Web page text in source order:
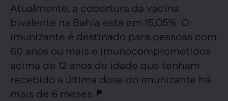
Atualmente, a cobertura da vacina
bivalente na Bahia está em 15,05%. O
imunizante é destinado para pessoas com
60 anos ou mais e imunocomprometidos
acima de 12 anos de idade que tenham
recebido a última dose do imunizante há
mais de 6 meses.